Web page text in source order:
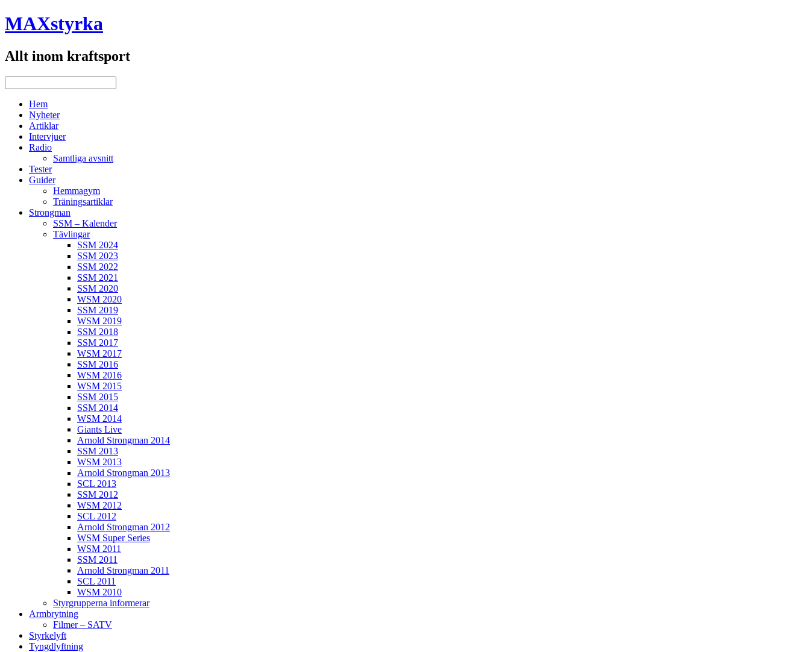
MAXstyrka
Allt inom kraftsport
Hem
Nyheter
Artiklar
Intervjuer
Radio
Samtliga avsnitt
Tester
Guider
Hemmagym
Träningsartiklar
Strongman
SSM – Kalender
Tävlingar
SSM 2024
SSM 2023
SSM 2022
SSM 2021
SSM 2020
WSM 2020
SSM 2019
WSM 2019
SSM 2018
SSM 2017
WSM 2017
SSM 2016
WSM 2016
WSM 2015
SSM 2015
SSM 2014
WSM 2014
Giants Live
Arnold Strongman 2014
SSM 2013
WSM 2013
Arnold Strongman 2013
SCL 2013
SSM 2012
WSM 2012
SCL 2012
Arnold Strongman 2012
WSM Super Series
WSM 2011
SSM 2011
Arnold Strongman 2011
SCL 2011
WSM 2010
Styrgrupperna informerar
Armbrytning
Filmer – SATV
Styrkelyft
Tyngdlyftning